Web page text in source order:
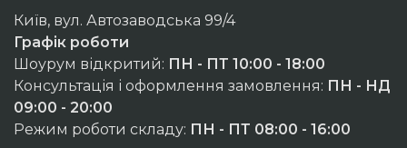
Київ, вул. Автозаводська 99/4
Графік роботи
Шоурум відкритий: ПН - ПТ 10:00 - 18:00
Консультація і оформлення замовлення: ПН - НД
09:00 - 20:00
Режим роботи складу: ПН - ПТ 08:00 - 16:00